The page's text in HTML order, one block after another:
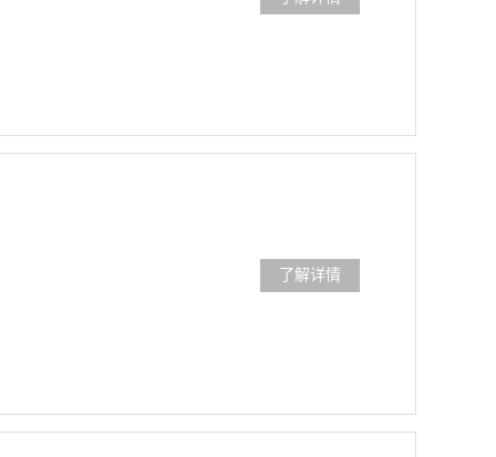
了解详情